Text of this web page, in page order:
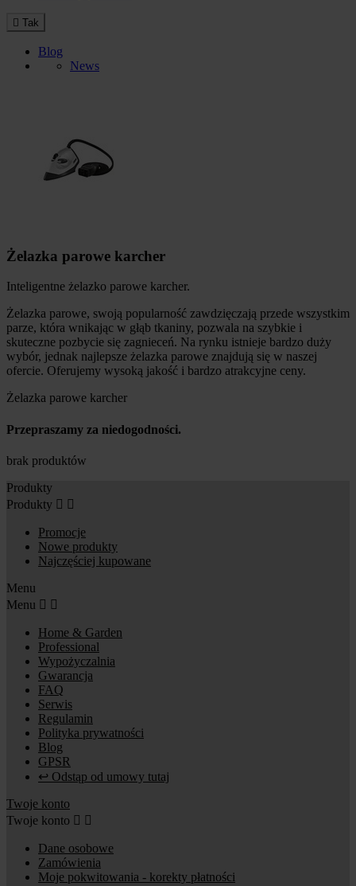
 Tak
Blog
News
Żelazka parowe karcher
Inteligentne żelazko parowe karcher.
Żelazka parowe, swoją popularność zawdzięczają przede wszystkim
parze, która wnikając w głąb tkaniny, pozwala na szybkie i
skuteczne pozbycie się zagnieceń. Na rynku istnieje bardzo duży
wybór, jednak najlepsze żelazka parowe znajdują się w naszej
ofercie. Oferujemy wysoką jakość i bardzo atrakcyjne ceny.
Żelazka parowe karcher
Przepraszamy za niedogodności.
brak produktów
Produkty
Produkty  
Promocje
Nowe produkty
Najczęściej kupowane
Menu
Menu  
Home & Garden
Professional
Wypożyczalnia
Gwarancja
FAQ
Serwis
Regulamin
Polityka prywatności
Blog
GPSR
↩ Odstąp od umowy tutaj
Twoje konto
Twoje konto  
Dane osobowe
Zamówienia
Moje pokwitowania - korekty płatności